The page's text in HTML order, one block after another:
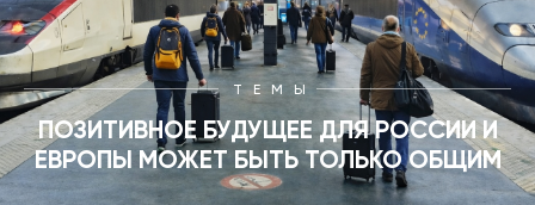
ТЕМЫ
ПОЗИТИВНОЕ БУДУЩЕЕ ДЛЯ РОССИИ И
ЕВРОПЫ МОЖЕТ БЫТЬ ТОЛЬКО ОБЩИМ